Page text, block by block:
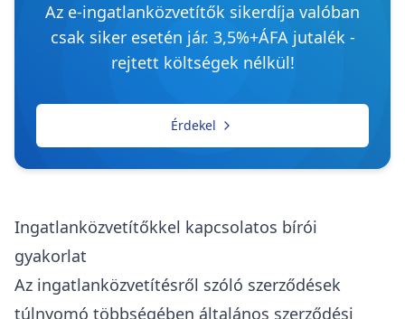
Az e-ingatlanközvetítők sikerdíja valóban
csak siker esetén jár. 3,5%+ÁFA jutalék -
rejtett költségek nélkül!
Érdekel
Ingatlanközvetítőkkel kapcsolatos bírói
gyakorlat
Az ingatlanközvetítésről szóló szerződések
túlnyomó többségében általános szerződési